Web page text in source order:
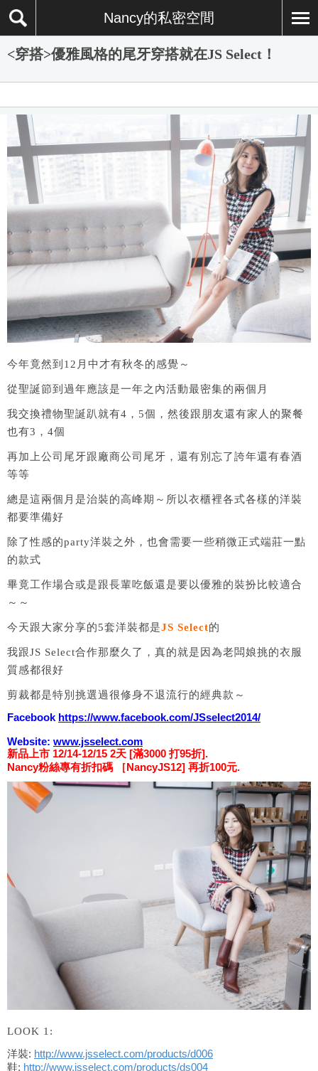
Nancy的私密空間
<穿搭>優雅風格的尾牙穿搭就在JS Select！
今年竟然到12月中才有秋冬的感覺～
從聖誕節到過年應該是一年之內活動最密集的兩個月
我交換禮物聖誕趴就有4，5個，然後跟朋友還有家人的聚餐
也有3，4個
再加上公司尾牙跟廠商公司尾牙，還有別忘了誇年還有春酒
等等
總是這兩個月是治裝的高峰期～所以衣櫃裡各式各樣的洋裝
都要準備好
除了性感的party洋裝之外，也會需要一些稍微正式端莊一點
的款式
畢竟工作場合或是跟長輩吃飯還是要以優雅的裝扮比較適合
～～
今天跟大家分享的5套洋裝都是JS Select的
我跟JS Select合作那麼久了，真的就是因為老闆娘挑的衣服
質感都很好
剪裁都是特別挑選過很修身不退流行的經典款～
Facebook https://www.facebook.com/JSselect2014/
Website: www.jsselect.com
新品上市 12/14-12/15 2天 [滿3000 打95折].
Nancy粉絲專有折扣碼 ［NancyJS12] 再折100元.
LOOK 1:
洋裝: http://www.jsselect.com/products/d006
鞋: http://www.jsselect.com/products/ds004